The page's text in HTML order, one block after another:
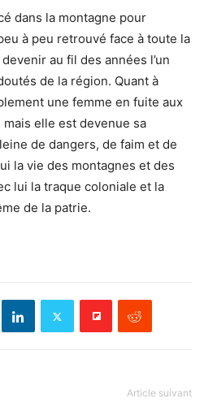
dans la montagne pour
à peu retrouvé face à toute la
au fil des années l’un
de la région. Quant à
une femme en fuite aux
mais elle est devenue sa
de dangers, de faim et de
la vie des montagnes et des
lui la traque coloniale et la
de la patrie.
Article suivant